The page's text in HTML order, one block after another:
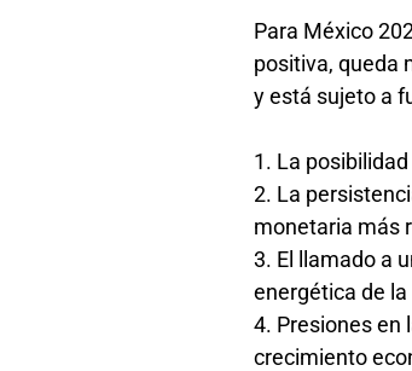
Para México
positiva, queda
y está sujeto a
1. La
2. La
monetaria más
3. El llamado a
energética de
4. Presiones en
crecimiento